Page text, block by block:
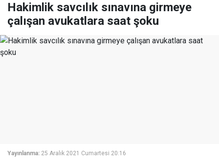
Hakimlik savcılık sınavına girmeye
çalışan avukatlara saat şoku
Yayınlanma: 25 Aralık 2021 Cumartesi 20:16